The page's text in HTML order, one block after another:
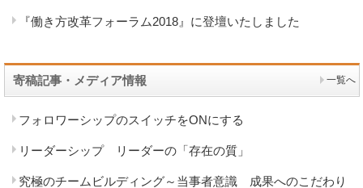
『働き方改革フォーラム2018』に登壇いたしました
寄稿記事・メディア情報 一覧へ
フォロワーシップのスイッチをONにする
リーダーシップ リーダーの「存在の質」
究極のチームビルディング～当事者意識 成果へのこだわり